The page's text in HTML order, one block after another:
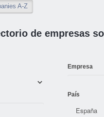
A-Z
de empresas
Empresa
País